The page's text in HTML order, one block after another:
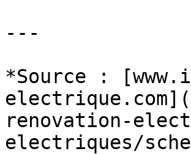
---
*Source :
renovation-
electriques/